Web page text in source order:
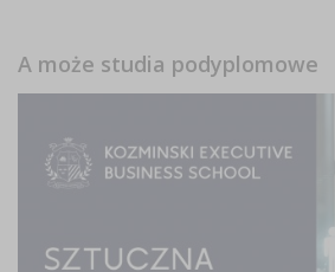
A może studia podyplomowe